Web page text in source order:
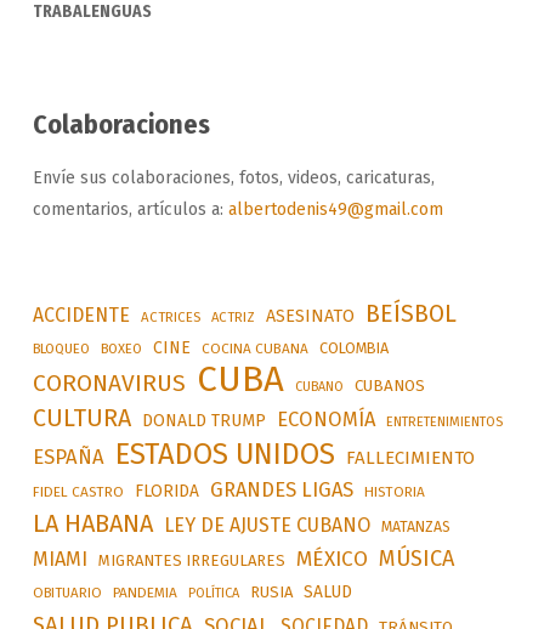
TRABALENGUAS
Colaboraciones
Envíe sus colaboraciones, fotos, videos, caricaturas,
comentarios, artículos a: albertodenis49@gmail.com
ACCIDENTE ACTRICES ACTRIZ ASESINATO BEÍSBOL
BLOQUEO BOXEO CINE COCINA CUBANA COLOMBIA
CORONAVIRUS CUBA CUBANO CUBANOS
CULTURA DONALD TRUMP ECONOMÍA ENTRETENIMIENTOS
ESPAÑA ESTADOS UNIDOS FALLECIMIENTO
FIDEL CASTRO FLORIDA GRANDES LIGAS HISTORIA
LA HABANA LEY DE AJUSTE CUBANO MATANZAS
MIAMI MIGRANTES IRREGULARES MÉXICO MÚSICA
OBITUARIO PANDEMIA POLÍTICA RUSIA SALUD